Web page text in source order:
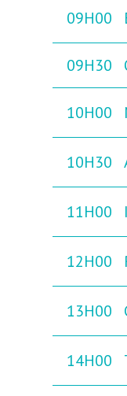
09H00
09H30
10H00
10H30
11H00
12H00
13H00
14H00